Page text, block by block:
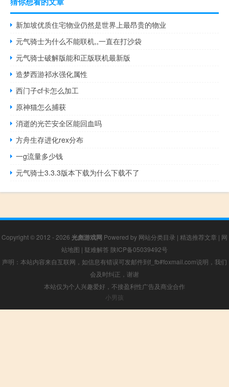
新加坡优质住宅物业仍然是世界上最昂贵的物业
元气骑士为什么不能联机,,一直在打沙袋
元气骑士破解版能和正版联机最新版
造梦西游祁水强化属性
西门子cf卡怎么加工
原神猫怎么捕获
消逝的光芒安全区能回血吗
方舟生存进化rex分布
一g流量多少钱
元气骑士3.3.3版本下载为什么下载不了
Copyright © 2012 - 2026 光彪游戏网 Powered by 网站分类目录 | 精选推荐文章 | 网
站地图 | 疑难解答 陕ICP备05039492号
声明：本站内容来自互联网，如信息有错误可发邮件到f_fb#foxmail.com说明，我们
会及时纠正，谢谢
本站仅为个人兴趣爱好，不接盈利性广告及商业合作
小男孩